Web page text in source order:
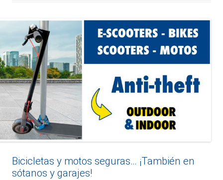
Bicicletas y motos seguras… ¡También en
sótanos y garajes!